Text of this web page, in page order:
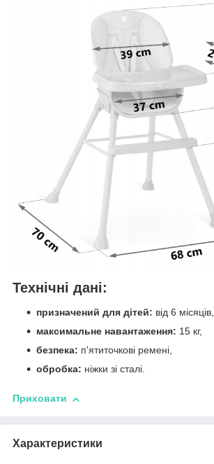
Технічні дані:
призначений для дітей: від 6 місяців,
максимальне навантаження: 15 кг,
безпека: п'ятиточкові ремені,
обробка: ніжки зі сталі.
Приховати
Характеристики